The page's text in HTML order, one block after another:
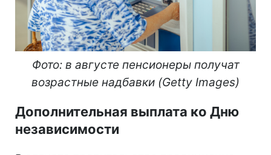
Фото: в августе пенсионеры получат
возрастные надбавки (Getty Images)
Дополнительная выплата ко Дню
независимости